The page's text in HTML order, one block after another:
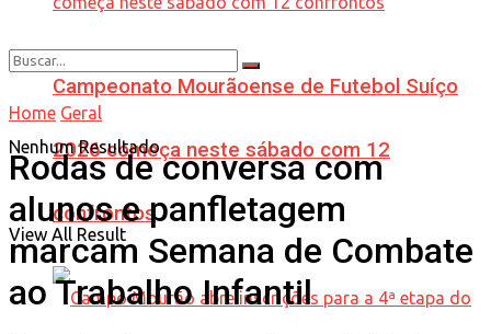
Campeonato Mourãoense de Futebol Suíço
2026 começa neste sábado com 12
confrontos
Nenhum Resultado
View All Result
Home Geral
Rodas de conversa com
alunos e panfletagem
marcam Semana de Combate
ao Trabalho Infantil